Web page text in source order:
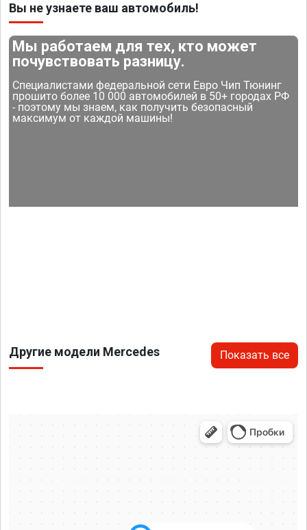
Вы не узнаете ваш автомобиль!
Мы работаем для тех, кто может
почувствовать разницу.
Специалистами федеральной сети Евро Чип Тюнинг
прошито более 10 000 автомобилей в 50+ городах РФ
- поэтому мы знаем, как получить безопасный
максимум от каждой машины!
Другие модели Mercedes Показать все